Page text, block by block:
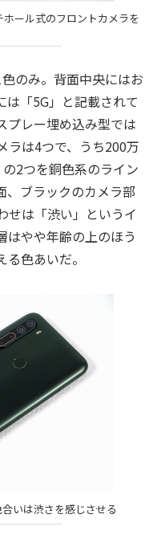
ール式のフロントカメラを
のみ。背面中央にはお
「5G」と記載されて
プレー埋め込み型では
ラは4つで、うち200万
2つを銅色系のライン
、ブラックのカメラ部
せは「渋い」というイ
はやや年齢の上のほう
色あいだ。
いは渋さを感じさせる